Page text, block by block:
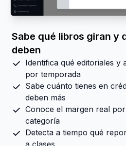
Sabe qué libros giran y
deben
Identifica qué editoriales y
por temporada
Sabe cuánto tienes en
deben más
Conoce el margen real
categoría
Detecta a tiempo qué
a clases